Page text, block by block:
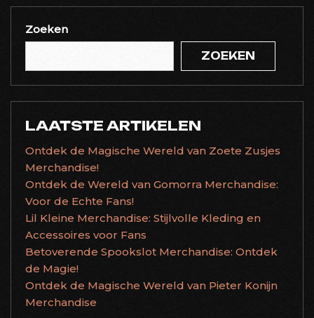
Zoeken
ZOEKEN
LAATSTE ARTIKELEN
Ontdek de Magische Wereld van Zoete Zusjes
Merchandise!
Ontdek de Wereld van Gomorra Merchandise:
Voor de Echte Fans!
Lil Kleine Merchandise: Stijlvolle Kleding en
Accessoires voor Fans
Betoverende Spookslot Merchandise: Ontdek
de Magie!
Ontdek de Magische Wereld van Pieter Konijn
Merchandise